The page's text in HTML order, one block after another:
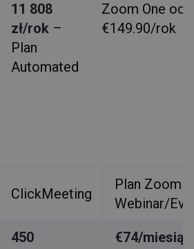
11 808
zł/rok –
Plan
Automated
Zoom One od
€149.90/rok
ClickMeeting
Plan Zoom
Webinar/
450
€74/miesiąc